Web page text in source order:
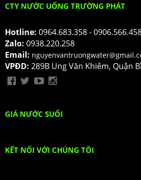
CTY NƯỚC UỐNG TRƯỜNG PHÁT
Hotline: 0964.683.358 -
Zalo: 0938.220.258
Email:
VPĐD: 289B Ung Văn Khiêm, Quận
GIÁ NƯỚC SUỐI
KẾT NỐI VỚI CHÚNG TÔI